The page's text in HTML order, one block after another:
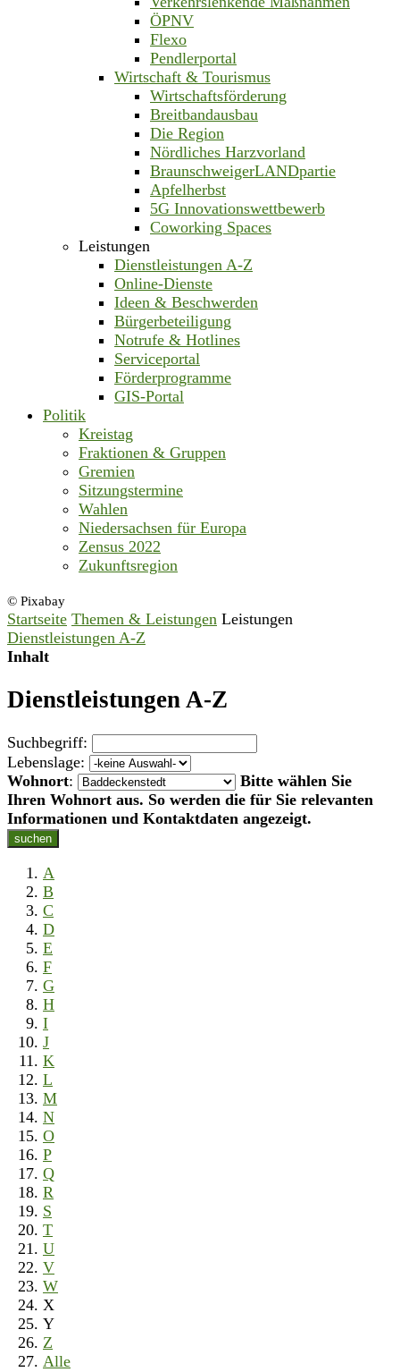
ÖPNV
Flexo
Pendlerportal
Wirtschaft & Tourismus
Wirtschaftsförderung
Breitbandausbau
Die Region
Nördliches Harzvorland
BraunschweigerLANDpartie
Apfelherbst
5G Innovationswettbewerb
Coworking Spaces
Leistungen
Dienstleistungen A-Z
Online-Dienste
Ideen & Beschwerden
Bürgerbeteiligung
Notrufe & Hotlines
Serviceportal
Förderprogramme
GIS-Portal
Politik
Kreistag
Fraktionen & Gruppen
Gremien
Sitzungstermine
Wahlen
Niedersachsen für Europa
Zensus 2022
Zukunftsregion
© Pixabay
Startseite Themen & Leistungen Leistungen
Dienstleistungen A-Z
Inhalt
Dienstleistungen A-Z
Suchbegriff:
Lebenslage:
Wohnort:
Bitte wählen Sie
Ihren Wohnort aus. So werden die für Sie relevanten
Informationen und Kontaktdaten angezeigt.
suchen
A
B
C
D
E
F
G
H
I
J
K
L
M
N
O
P
Q
R
S
T
U
V
W
X
Y
Z
Alle